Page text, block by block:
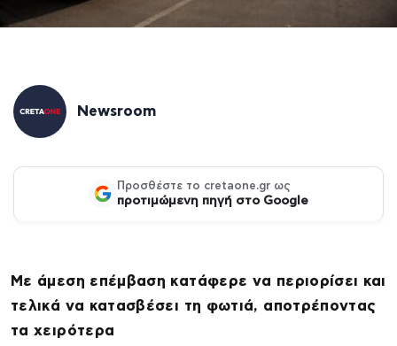
Newsroom
Προσθέστε το cretaone.gr ως
προτιμώμενη πηγή στο Google
Με άμεση επέμβαση κατάφερε να περιορίσει και
τελικά να κατασβέσει τη φωτιά, αποτρέποντας
τα χειρότερα